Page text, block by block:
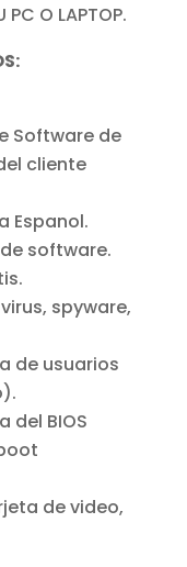
PC O LAPTOP.
Software de
cliente
Espanol.
software.
spyware,
de usuarios
del BIOS
de video,